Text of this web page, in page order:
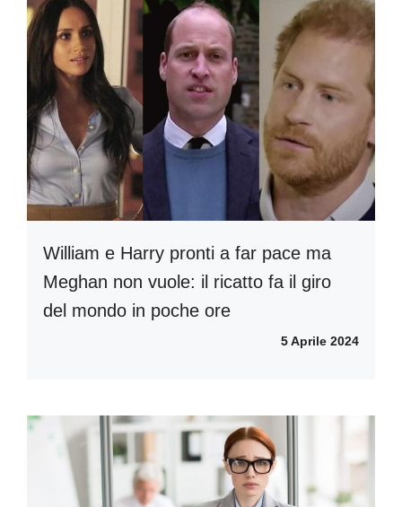
William e Harry pronti a far pace ma
Meghan non vuole: il ricatto fa il giro
del mondo in poche ore
5 Aprile 2024